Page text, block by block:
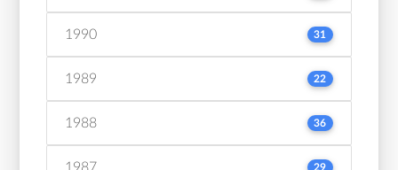
1990 31
1989 22
1988 36
1987 29